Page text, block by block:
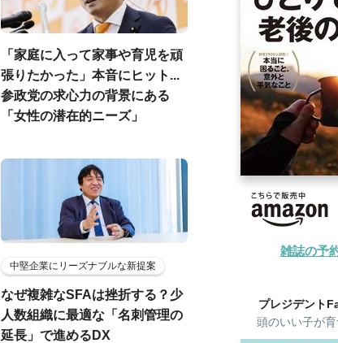
「家庭に入って家事や育児を頑
張りたかった」本音にヒット...
参政党の求心力の背景にある
「女性の潜在的ニーズ」
中堅企業にリーズナブルな新提案
なぜ複雑なSFAは挫折する？少
人数組織に最適な「名刺管理の
延長」で進めるDX
雑誌の予
プレジデント
頭のいい子が